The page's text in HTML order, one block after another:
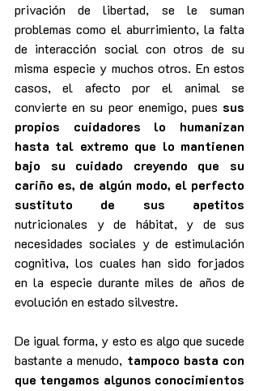
privación de libertad, se le suman
problemas como el aburrimiento, la falta
de interacción social con otros de su
misma especie y muchos otros. En estos
casos, el afecto por el animal se
convierte en su peor enemigo, pues sus
propios cuidadores lo humanizan
hasta tal extremo que lo mantienen
bajo su cuidado creyendo que su
cariño es, de algún modo, el perfecto
sustituto de sus apetitos
nutricionales y de hábitat, y de sus
necesidades sociales y de estimulación
cognitiva, los cuales han sido forjados
en la especie durante miles de años de
evolución en estado silvestre.
De igual forma, y esto es algo que sucede
bastante a menudo, tampoco basta con
que tengamos algunos conocimientos